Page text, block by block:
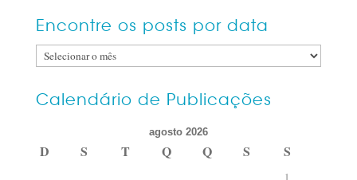
Encontre os posts por data
Encontre
posts
Calendário de Publicações
agosto 2026
D S T Q Q S S